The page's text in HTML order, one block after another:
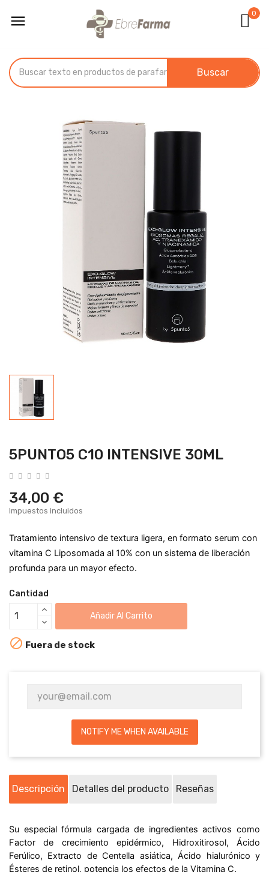
 0
Buscar
5PUNTO5 C10 INTENSIVE 30ML
34,00 €
Impuestos incluidos
Tratamiento intensivo de textura ligera, en formato serum con
vitamina C Liposomada al 10% con un sistema de liberación
profunda para un mayor efecto.
Cantidad
Añadir Al Carrito
 Fuera de stock
NOTIFY ME WHEN AVAILABLE
Descripción Detalles del producto Reseñas
Su especial fórmula cargada de ingredientes activos como
Factor de crecimiento epidérmico, Hidroxitirosol, Ácido
Ferúlico, Extracto de Centella asiática,Ácido hialurónico y
Ésteres de retinol, potencia los efectos de la Vitamina C.